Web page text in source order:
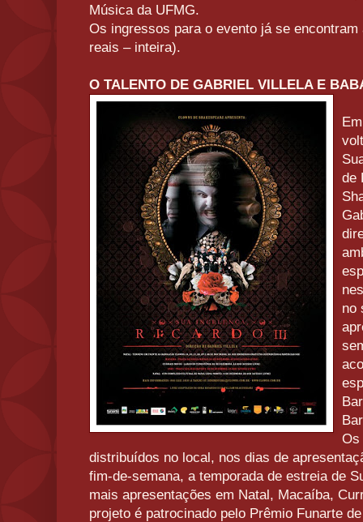
Música da UFMG.
Os ingressos para o evento já se
reais – inteira).
O TALENTO DE GABRIEL VILLELA E
de
no
Os
distribuídos no local, nos dias de
fim-de-semana, a temporada de estreia de
mais apresentações em Natal, Macaíba,
projeto é patrocinado pelo Prêmio Funarte